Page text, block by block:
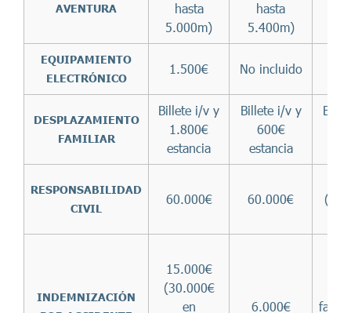
AVENTURA
hasta
5.000m)
hasta
5.400m)
EQUIPAMIENTO
ELECTRÓNICO
1.500€ No incluido
DESPLAZAMIENTO
FAMILIAR
Billete i/v y
1.800€
estancia
Billete i/v y
600€
estancia
RESPONSABILIDAD
CIVIL
60.000€ 60.000€
INDEMNIZACIÓN
15.000€
(30.000€
en
6.000€